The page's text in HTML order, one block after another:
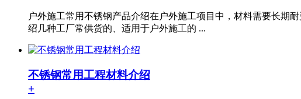
户外施工常用不锈钢产品介绍在户外施工项目中，材料需要长期
绍几种工厂常供货的、适用于户外施工的 ...
不锈钢常用工程材料介绍
+